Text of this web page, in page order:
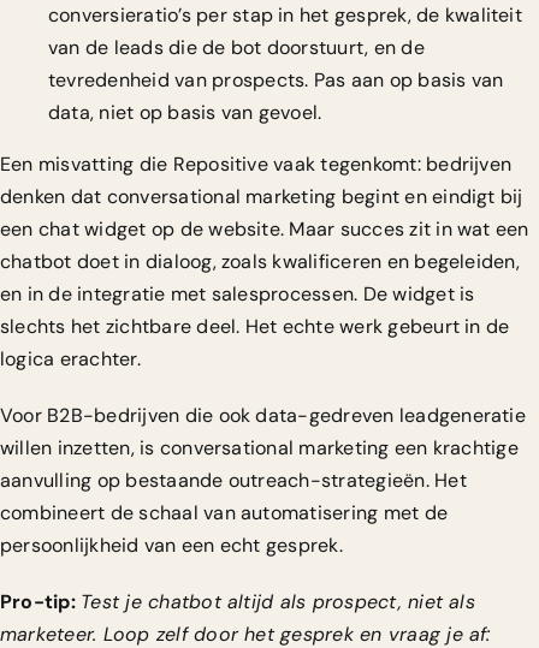
conversieratio’s per stap in het gesprek, de kwaliteit
van de leads die de bot doorstuurt, en de
tevredenheid van prospects. Pas aan op basis van
data, niet op basis van gevoel.
Een misvatting die Repositive vaak tegenkomt: bedrijven
denken dat conversational marketing begint en eindigt bij
een chat widget op de website. Maar succes zit in wat een
chatbot doet in dialoog, zoals kwalificeren en begeleiden,
en in de integratie met salesprocessen. De widget is
slechts het zichtbare deel. Het echte werk gebeurt in de
logica erachter.
Voor B2B-bedrijven die ookdata-gedreven leadgeneratie
willen inzetten, is conversational marketing een krachtige
aanvulling op bestaande outreach-strategieën. Het
combineert de schaal van automatisering met de
persoonlijkheid van een echt gesprek.
Pro-tip: Test je chatbot altijd als prospect, niet als
marketeer. Loop zelf door het gesprek en vraag je af: